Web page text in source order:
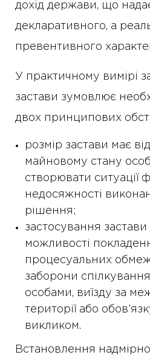
дохід держави, що
декларативного, а
превентивного
У практичному вимірі
застави зумовлює
двох принципових
розмір застави має
майновому стану
створювати ситуації
недосяжності
рішення;
застосування
можливості
процесуальних
заборони
особами, виїзду за
території або
викликом.
Встановлення